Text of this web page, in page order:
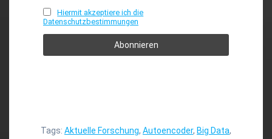
Hiermit akzeptiere ich die
Datenschutzbestimmungen
Tags: Aktuelle Forschung, Autoencoder, Big Data,